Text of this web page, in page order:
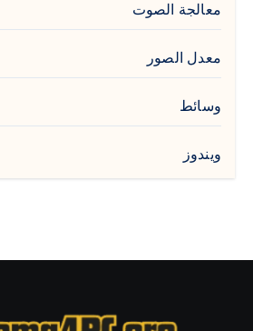
معالجة الصوت
معدل الصور
وسائط
ويندوز